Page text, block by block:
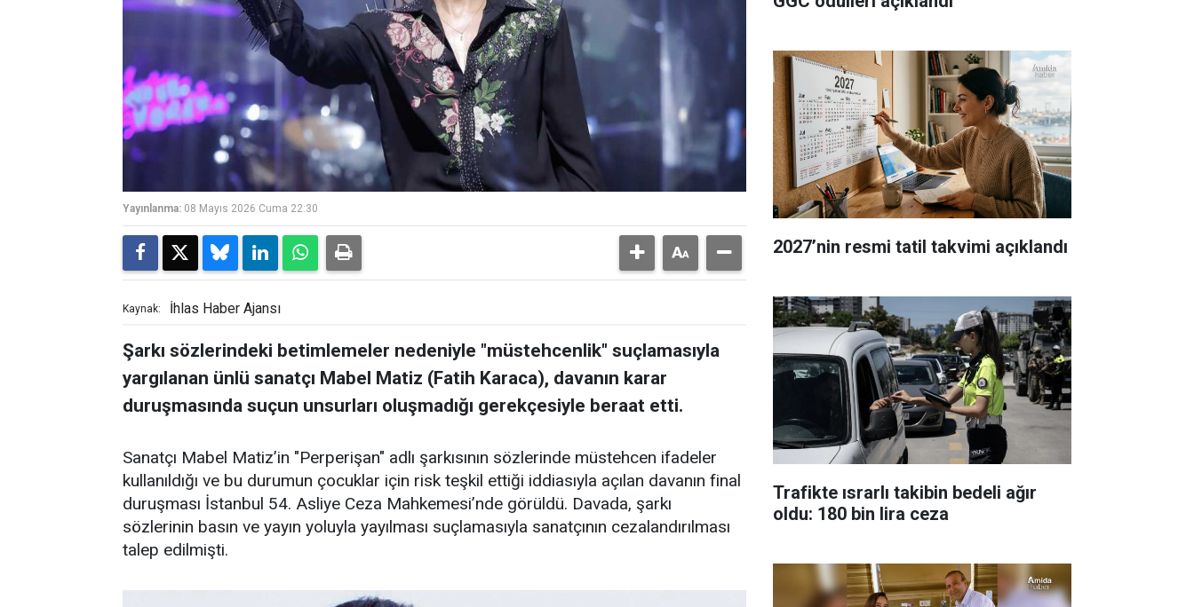
Yayınlanma: 08 Mayıs 2026 Cuma 22:30
Kaynak: İhlas Haber Ajansı
Şarkı sözlerindeki betimlemeler nedeniyle "müstehcenlik" suçlamasıyla
yargılanan ünlü sanatçı Mabel Matiz (Fatih Karaca), davanın karar
duruşmasında suçun unsurları oluşmadığı gerekçesiyle beraat etti.
Sanatçı Mabel Matiz’in "Perperişan" adlı şarkısının sözlerinde müstehcen ifadeler
kullanıldığı ve bu durumun çocuklar için risk teşkil ettiği iddiasıyla açılan davanın final
duruşması İstanbul 54. Asliye Ceza Mahkemesi’nde görüldü. Davada, şarkı
sözlerinin basın ve yayın yoluyla yayılması suçlamasıyla sanatçının cezalandırılması
talep edilmişti.
2027’nin resmi tatil takvimi açıklandı
Trafikte ısrarlı takibin bedeli ağır
oldu: 180 bin lira ceza